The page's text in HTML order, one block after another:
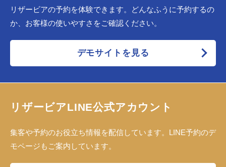
リザービアの予約を体験できます。どんなふうに予約するの
か、お客様の使いやすさをご確認ください。
デモサイトを見る
リザービアLINE公式アカウント
集客や予約のお役立ち情報を配信しています。LINE予約のデ
モページもご案内しています。